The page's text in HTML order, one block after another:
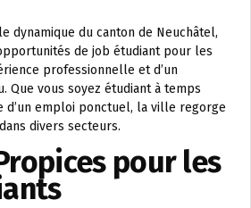
dynamique du canton de Neuchâtel,
de job étudiant pour les
professionnelle et d’un
Que vous soyez étudiant à temps
d’un emploi ponctuel, la ville regorge
divers secteurs.
pour les